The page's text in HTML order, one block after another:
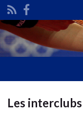
Search
Les interclubs